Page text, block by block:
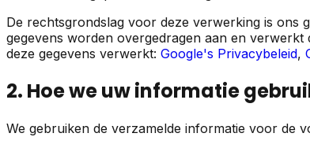
De rechtsgrondslag voor deze verwerking is ons
gegevens worden overgedragen aan en
deze gegevens verwerkt: Google's Privacybeleid,
2. Hoe we uw informatie
We gebruiken de verzamelde informatie voor de